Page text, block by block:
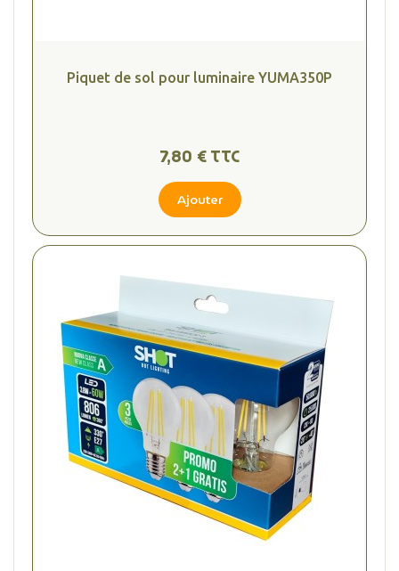
Piquet de sol pour luminaire YUMA350P
7,80 € TTC
Ajouter